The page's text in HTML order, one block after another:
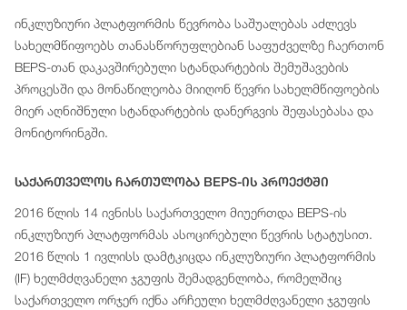
ინკლუზიური პლატფორმის წევრობა საშუალებას აძლევს
სახელმწიფოებს თანასწორუფლებიან საფუძველზე ჩაერთონ
BEPS-თან დაკავშირებული სტანდარტების შემუშავების
პროცესში და მონაწილეობა მიიღონ წევრი სახელმწიფოების
მიერ აღნიშნული სტანდარტების დანერგვის შეფასებასა და
მონიტორინგში.
Საქართველოს Ჩართულობა BEPS-Ის Პროექტში
2016 წლის 14 ივნისს საქართველო მიუერთდა BEPS-ის
ინკლუზიურ პლატფორმას ასოცირებული წევრის სტატუსით.
2016 წლის 1 ივლისს დამტკიცდა ინკლუზიური პლატფორმის
(IF) ხელმძღვანელი ჯგუფის შემადგენლობა, რომელშიც
საქართველო ორჯერ იქნა არჩეული ხელმძღვანელი ჯგუფის